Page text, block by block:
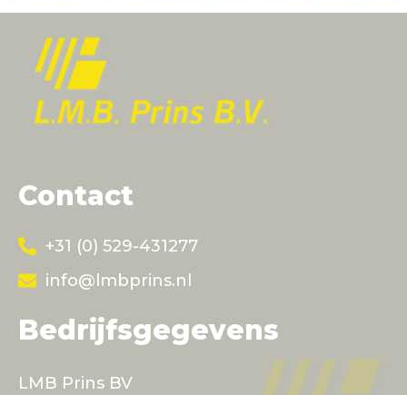
Contact
+31 (0) 529-431277
info@lmbprins.nl
Bedrijfsgegevens
LMB Prins BV